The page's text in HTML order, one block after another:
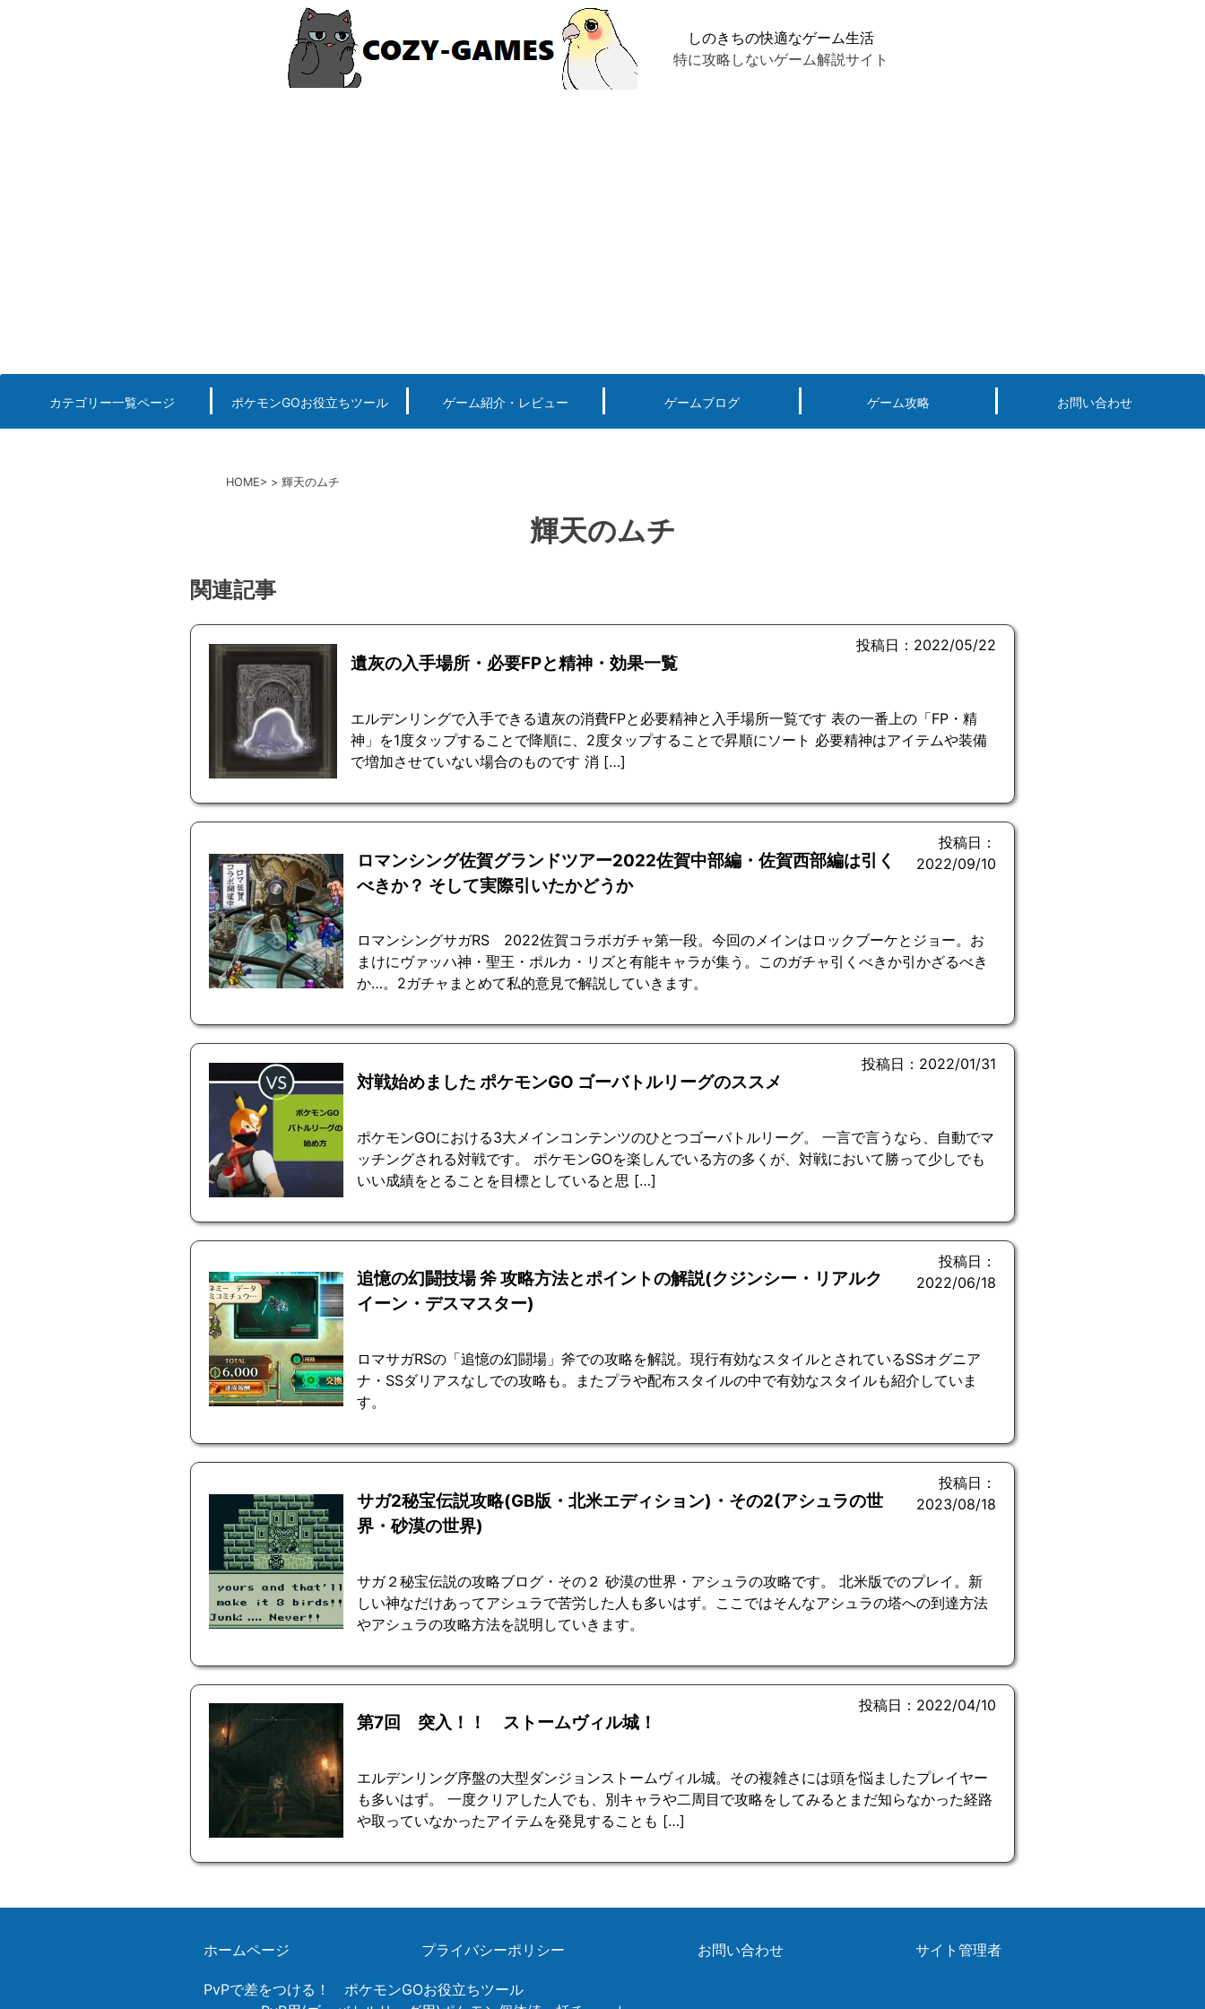
しのきちの快適なゲーム生活
特に攻略しないゲーム解説サイト
カテゴリー一覧ページ ポケモンGOお役立ちツール ゲーム紹介・レビュー ゲームブログ ゲーム攻略 お問い合わせ
HOME 輝天のムチ
輝天のムチ
関連記事
遺灰の入手場所・必要FPと精神・効果一覧
投稿日：2022/05/22
エルデンリングで入手できる遺灰の消費FPと必要精神と入手場所一覧です 表の一番上の「FP・精
神」を1度タップすることで降順に、2度タップすることで昇順にソート 必要精神はアイテムや装備
で増加させていない場合のものです 消 […]
ロマンシング佐賀グランドツアー2022佐賀中部編・佐賀西部編は引く
べきか？ そして実際引いたかどうか
投稿日：
2022/09/10
ロマンシングサガRS 2022佐賀コラボガチャ第一段。今回のメインはロックブーケとジョー。お
まけにヴァッハ神・聖王・ポルカ・リズと有能キャラが集う。このガチャ引くべきか引かざるべき
か…。2ガチャまとめて私的意見で解説していきます。
対戦始めました ポケモンGO ゴーバトルリーグのススメ
投稿日：2022/01/31
ポケモンGOにおける3大メインコンテンツのひとつゴーバトルリーグ。 一言で言うなら、自動でマ
ッチングされる対戦です。 ポケモンGOを楽しんでいる方の多くが、対戦において勝って少しでも
いい成績をとることを目標としていると思 […]
追憶の幻闘技場 斧 攻略方法とポイントの解説(クジンシー・リアルク
イーン・デスマスター)
投稿日：
2022/06/18
ロマサガRSの「追憶の幻闘場」斧での攻略を解説。現行有効なスタイルとされているSSオグニア
ナ・SSダリアスなしでの攻略も。またプラや配布スタイルの中で有効なスタイルも紹介していま
す。
サガ2秘宝伝説攻略(GB版・北米エディション)・その2(アシュラの世
界・砂漠の世界)
投稿日：
2023/08/18
サガ２秘宝伝説の攻略ブログ・その２ 砂漠の世界・アシュラの攻略です。 北米版でのプレイ。新
しい神なだけあってアシュラで苦労した人も多いはず。ここではそんなアシュラの塔への到達方法
やアシュラの攻略方法を説明していきます。
第7回 突入！！ ストームヴィル城！
投稿日：2022/04/10
エルデンリング序盤の大型ダンジョンストームヴィル城。その複雑さには頭を悩ましたプレイヤー
も多いはず。 一度クリアした人でも、別キャラや二周目で攻略をしてみるとまだ知らなかった経路
や取っていなかったアイテムを発見することも […]
ホームページ プライバシーポリシー お問い合わせ サイト管理者
PvPで差をつける！ ポケモンGOお役立ちツール